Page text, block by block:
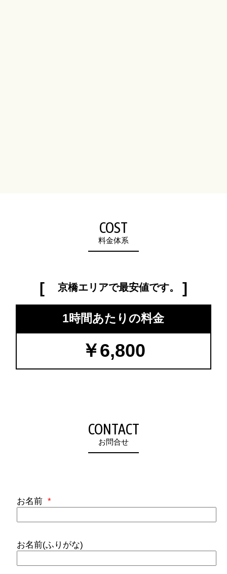
COST
料金体系
京橋エリアで最安値です。
1時間あたりの料金
￥6,800
CONTACT
お問合せ
お名前 *
お名前(ふりがな)